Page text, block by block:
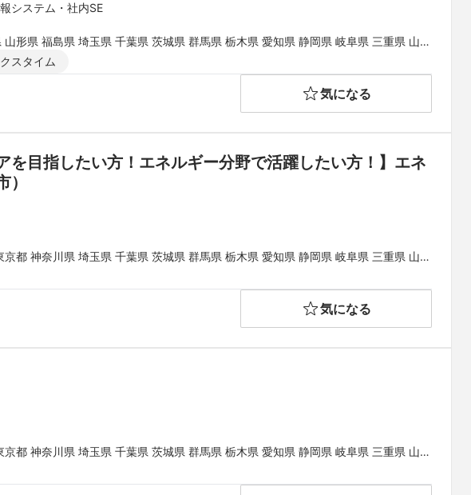
システム・社内SE
形県 福島県 埼玉県 千葉県 茨城県 群馬県 栃木県 愛知県 静岡県 岐阜県 三重県 山梨
庫県 滋賀県 奈良県 和歌山県 鳥取県 島根県 岡山県 広島県 山口県 徳島県 香川県
崎県 鹿児島県 沖縄県
スタイム
気になる
を目指したい方！エネルギー分野で活躍したい方！】エネ
都 神奈川県 埼玉県 千葉県 茨城県 群馬県 栃木県 愛知県 静岡県 岐阜県 三重県 山梨
賀県 奈良県 和歌山県 鳥取県 島根県 岡山県 広島県 山口県 徳島県 香川県 愛媛県
児島県
気になる
都 神奈川県 埼玉県 千葉県 茨城県 群馬県 栃木県 愛知県 静岡県 岐阜県 三重県 山梨
賀県 奈良県 和歌山県 鳥取県 島根県 岡山県 広島県 山口県 徳島県 香川県 愛媛県
児島県